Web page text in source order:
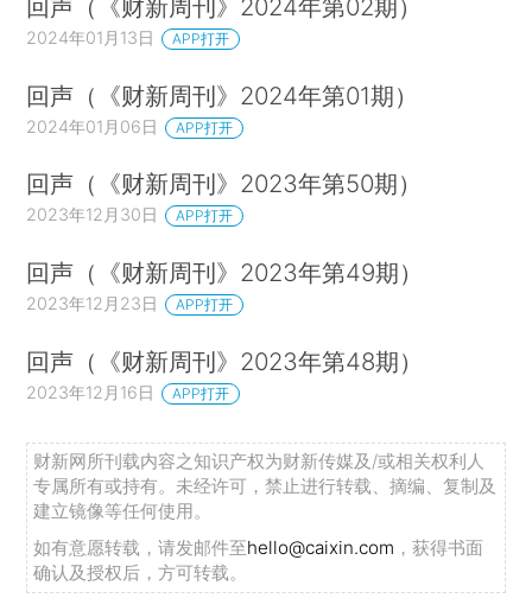
回声（《财新周刊》2024年第02期）
2024年01月13日 APP打开
回声（《财新周刊》2024年第01期）
2024年01月06日 APP打开
回声（《财新周刊》2023年第50期）
2023年12月30日 APP打开
回声（《财新周刊》2023年第49期）
2023年12月23日 APP打开
回声（《财新周刊》2023年第48期）
2023年12月16日 APP打开
财新网所刊载内容之知识产权为财新传媒及/或相关权利人
专属所有或持有。未经许可，禁止进行转载、摘编、复制及
建立镜像等任何使用。
如有意愿转载，请发邮件至hello@caixin.com ，获得书面
确认及授权后，方可转载。